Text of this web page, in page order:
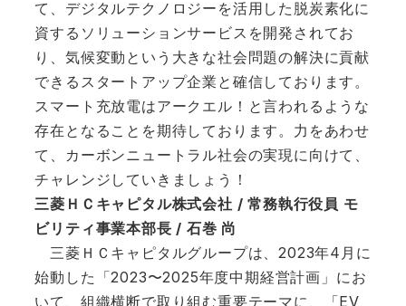
て、デジタルテクノロジーを活用した脱炭素化に
資するソリューションサービスを開発されてお
り、気候変動という大きな社会問題の解決に貢献
できるスタートアップ企業と確信しております。
スマート充放電はアークエル！と言われるような
存在となることを期待しております。力をあわせ
て、カーボンニュートラル社会の実現に向けて、
チャレンジしていきましょう！
三菱ＨＣキャピタル株式会社 / 常務執行役員 モ
ビリティ事業本部長 / 石巻 尚
三菱ＨＣキャピタルグループは、2023年4月に
始動した「2023〜2025年度中期経営計画」にお
いて、組織横断で取り組む重要テーマに、「EV